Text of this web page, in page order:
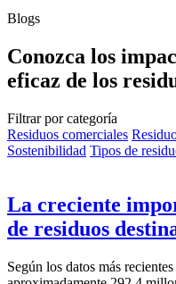
Blogs
Conozca los
eficaz de los
Filtrar por categoría
Residuos comerciales
Sostenibilidad Tipos de
La creciente
de residuos
Según los datos más